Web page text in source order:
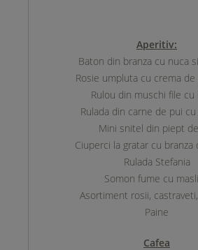
Aperitiv:
Baton din branza cu nuca
Rosie umpluta cu crema de
Rulou din muschi file cu
Rulada din carne de pui
Mini snitel din piept
Ciuperci la gratar cu branza
Rulada Stefania
Somon fume cu
Asortiment rosii,
Paine
Cafea